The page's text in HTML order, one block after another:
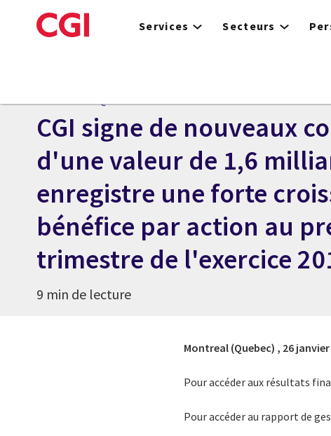
to
Services Secteurs
CGI signe de nouveaux
d'une valeur de 1,6
enregistre une forte
bénéfice par action au
trimestre de l'exercice
9 min de lecture
Montreal (Quebec) , 26 janvier
Pour accéder aux résultats
Pour accéder au rapport de